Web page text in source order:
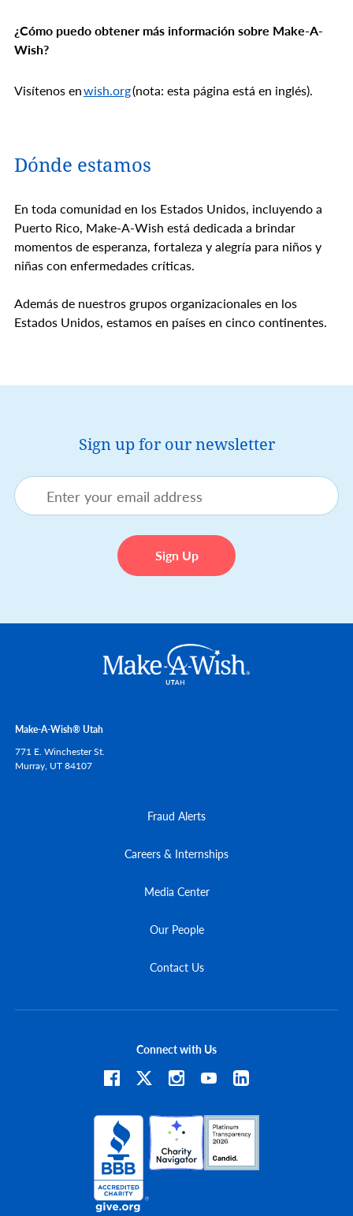
¿Cómo puedo obtener más información sobre Make-A-
Wish?
Visítenos enwish.org(nota: esta página está en inglés).
Dónde estamos
En toda comunidad en los Estados Unidos, incluyendo a
Puerto Rico, Make-A-Wish está dedicada a brindar
momentos de esperanza, fortaleza y alegría para niños y
niñas con enfermedades críticas.
Además de nuestros grupos organizacionales en los
Estados Unidos, estamos en países en cinco continentes.
Sign up for our newsletter
Make-A-Wish® Utah
771 E. Winchester St.
Murray, UT84107
Fraud Alerts
Careers & Internships
Media Center
Our People
Contact Us
Connect with Us